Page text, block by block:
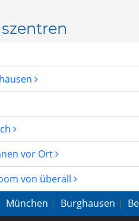
vor Ort
von überall
München | Burghausen |